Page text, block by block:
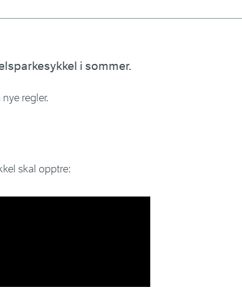
i sommer.
regler.
skal opptre: